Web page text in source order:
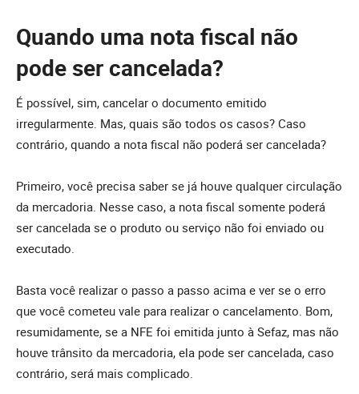
Quando uma nota fiscal não
pode ser cancelada?
É possível, sim, cancelar o documento emitido
irregularmente. Mas, quais são todos os casos? Caso
contrário, quando a nota fiscal não poderá ser cancelada?
Primeiro, você precisa saber se já houve qualquer circulação
da mercadoria. Nesse caso, a nota fiscal somente poderá
ser cancelada se o produto ou serviço não foi enviado ou
executado.
Basta você realizar o passo a passo acima e ver se o erro
que você cometeu vale para realizar o cancelamento. Bom,
resumidamente, se a NFE foi emitida junto à Sefaz, mas não
houve trânsito da mercadoria, ela pode ser cancelada, caso
contrário, será mais complicado.